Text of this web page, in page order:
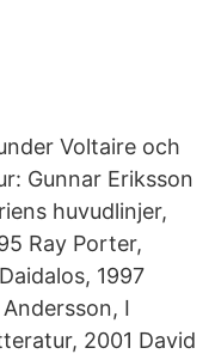
Voltaire och
Gunnar Eriksson
huvudlinjer,
Ray Porter,
1997
I
2001 David